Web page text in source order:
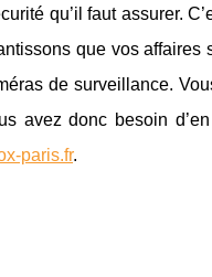
qu’il faut assurer.
que vos
de surveillance.
avez donc besoin
paris.fr.